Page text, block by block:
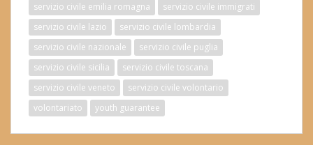
servizio civile emilia romagna
servizio civile immigrati
servizio civile lazio
servizio civile lombardia
servizio civile nazionale
servizio civile puglia
servizio civile sicilia
servizio civile toscana
servizio civile veneto
servizio civile volontario
volontariato
youth guarantee